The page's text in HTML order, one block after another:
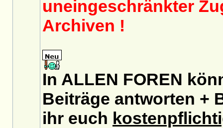
uneingeschränkter
Archiven !
In ALLEN FOREN
Beiträge antworten +
ihr euch